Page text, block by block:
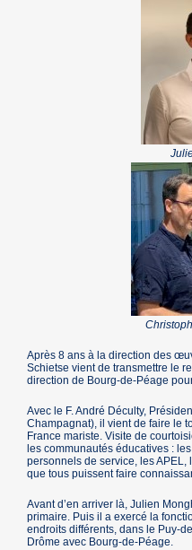
Après 8 ans à la direction des
Schietse vient de transmettre le
direction de Bourg-de-Péage
Avec le F. André Déculty,
Champagnat), il vient de faire le
France mariste. Visite de
les communautés éducatives :
personnels de service, les
que tous puissent faire
Avant d’en arriver là, Julien
primaire. Puis il a exercé la
endroits différents, dans le Puy-
Drôme avec Bourg-de-Péage.